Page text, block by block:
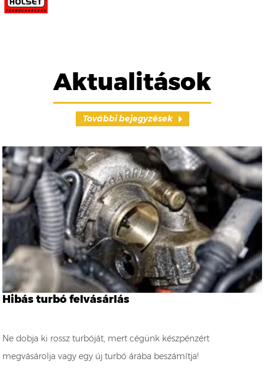
Aktualitások
További bejegyzések
Hibás turbó felvásárlás
Ne dobja ki rossz turbóját, mert cégünk készpénzért
megvásárolja vagy egy új turbó árába beszámítja!